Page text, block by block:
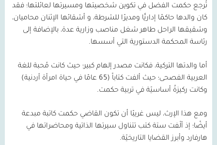
تُرجع حكمت الفضل في تكوين شخصيتها ومسيرتها لعائلتها؛ فقد
كان والدها حاكمًا إداريًّا ومديرًا للشرطة، و أشقائها الإثنان محاميان،
وشقيقها الراحل طاهر شغل مناصب وزارية عدة، بالإضافة إلى
رئاسة المحكمة الدستورية التي أسسها.
أما والدتها التركية، فكانت مصدر إلهام كبير؛ حيث كانت مُحبة للغة
العربية الفصحى؛ حيث ألفت كتاباً (65 عامًا في حياة امرأة أردنية)
وكانت ركيزةً أساسيّة في تربية حكمت.
ومع هذا الإرث، ليس غريبًا أن تكون القاضي حكمت كاتبة مبدعة
أيضًا؛ إذ ألّفت ستة كتب تتناول سيرتها الذاتية ومحاضراتها في
هارفارد وأبرز القضايا التاريخيّة.